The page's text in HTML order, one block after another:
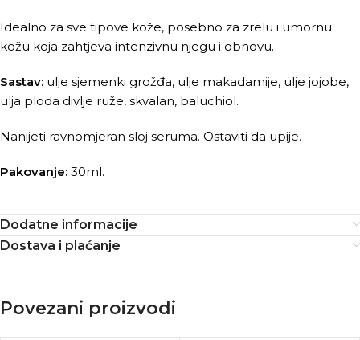
Idealno za sve tipove kože, posebno za zrelu i umornu
kožu koja zahtjeva intenzivnu njegu i obnovu.
Sastav: ulje sjemenki grožđa, ulje makadamije, ulje jojobe,
ulja ploda divlje ruže, skvalan, baluchiol.
Nanijeti ravnomjeran sloj seruma. Ostaviti da upije.
Pakovanje: 30ml.
Dodatne informacije
Dostava i plaćanje
Povezani proizvodi